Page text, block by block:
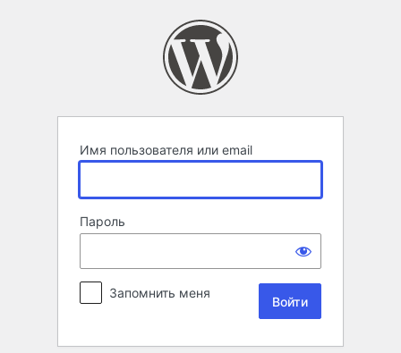
Имя пользователя или email
Пароль
Запомнить меня